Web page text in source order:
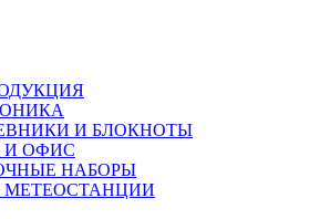
И БЛОКНОТЫ
И ОФИС
НАБОРЫ
МЕТЕОСТАНЦИИ